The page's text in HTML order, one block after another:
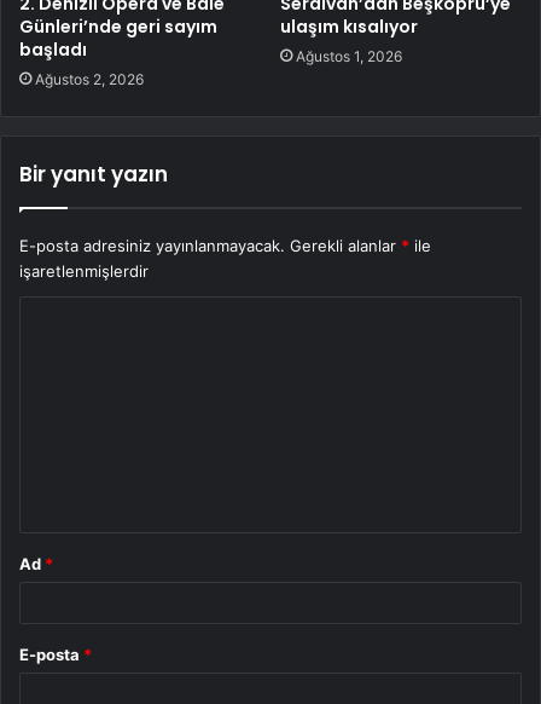
Günleri’nde geri sayım
başladı
Ağustos 2, 2026
ulaşım kısalıyor
Ağustos 1, 2026
Bir yanıt yazın
E-posta adresiniz yayınlanmayacak. Gerekli alanlar * ile
işaretlenmişlerdir
Ad *
E-posta *